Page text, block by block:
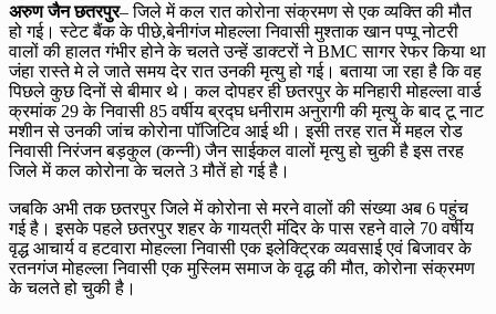
अरुण जैन छतरपुर– जिले में कल रात कोरोना संक्रमण से एक व्यक्ति की मौत
हो गई। स्टेट बैंक के पीछे,बेनीगंज मोहल्ला निवासी मुश्ताक खान पप्पू नोटरी
वालों की हालत गंभीर होने के चलते उन्हें डाक्टरों ने BMC सागर रेफर किया था
जंहा रास्ते मे ले जाते समय देर रात उनकी मृत्यु हो गई। बताया जा रहा है कि वह
पिछले कुछ दिनों से बीमार थे। कल दोपहर ही छतरपुर के मनिहारी मोहल्ला वार्ड
क्रमांक 29 के निवासी 85 वर्षीय ब्रद्घ धनीराम अनुरागी की मृत्यु के बाद टू नाट
मशीन से उनकी जांच कोरोना पॉजिटिव आई थी। इसी तरह रात में महल रोड
निवासी निरंजन बड़कुल (कन्नी) जैन साईकल वालों मृत्यु हो चुकी है इस तरह
जिले में कल कोरोना के चलते 3 मौतें हो गई है।
जबकि अभी तक छतरपुर जिले में कोरोना से मरने वालों की संख्या अब 6 पहुंच
गई है। इसके पहले छतरपुर शहर के गायत्री मंदिर के पास रहने वाले 70 वर्षीय
वृद्ध आचार्य व हटवारा मोहल्ला निवासी एक इलेक्ट्रिक व्यवसाई एवं बिजावर के
रतनगंज मोहल्ला निवासी एक मुस्लिम समाज के वृद्ध की मौत, कोरोना संक्रमण
के चलते हो चुकी है।